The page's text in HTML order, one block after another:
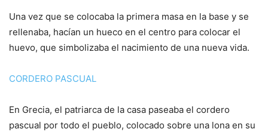
Una vez que se colocaba la primera masa en la base y se
rellenaba, hacían un hueco en el centro para colocar el
huevo, que simbolizaba el nacimiento de una nueva vida.
CORDERO PASCUAL
En Grecia, el patriarca de la casa paseaba el cordero
pascual por todo el pueblo, colocado sobre una lona en su